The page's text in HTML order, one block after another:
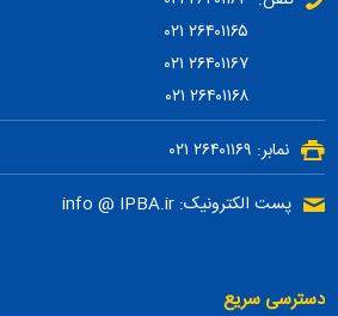
۲۶۴۰۱۱۶۷ ۰۲۱
۲۶۴۰۱۱۶۸ ۰۲۱
نمابر: ۲۶۴۰۱۱۶۹ ۰۲۱
پست الکترونیک: info @ IPBA.ir
دسترسی سریع